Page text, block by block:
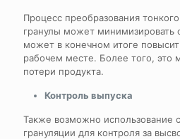
Процесс преобразования
гранулы может минимизировать
может в конечном итоге
рабочем месте. Более того, это
потери продукта.
Контроль выпуска
Также возможно использование
грануляции для контроля за